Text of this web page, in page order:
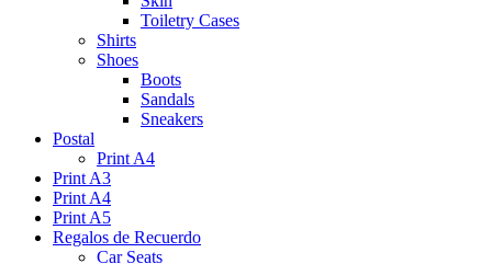
Toiletry Cases
Shirts
Shoes
Boots
Sandals
Sneakers
Postal
Print A4
Print A3
Print A4
Print A5
Regalos de Recuerdo
Car Seats